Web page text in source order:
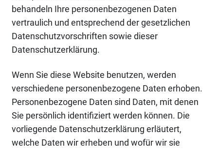
behandeln Ihre personenbezogenen Daten
vertraulich und entsprechend der gesetzlichen
Datenschutzvorschriften sowie dieser
Datenschutzerklärung.
Wenn Sie diese Website benutzen, werden
verschiedene personenbezogene Daten erhoben.
Personenbezogene Daten sind Daten, mit denen
Sie persönlich identifiziert werden können. Die
vorliegende Datenschutzerklärung erläutert,
welche Daten wir erheben und wofür wir sie